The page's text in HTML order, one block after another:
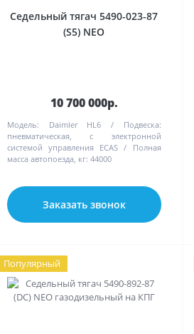
Седельный тягач 5490-023-87
(S5) NEO
10 700 000р.
Модель: Daimler HL6
Подвеска:
пневматическая, с электронной
системой управления ECAS
Полная
масса автопоезда, кг: 44000
Заказать звонок
Популярный